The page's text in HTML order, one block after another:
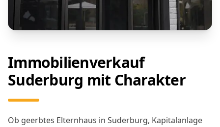
Immobilienverkauf
Suderburg mit Charakter
Ob geerbtes Elternhaus in Suderburg, Kapitalanlage